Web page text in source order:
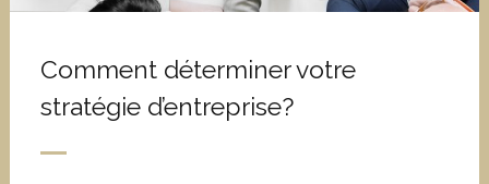
Comment déterminer votre
stratégie d’entreprise?